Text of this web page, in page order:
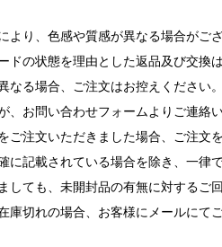
より、色感や質感が異なる場合がござ
ドの状態を理由とした返品及び交換
なる場合、ご注文はお控えください。
お問い合わせフォームよりご連絡
注文いただきました場合、ご注文
に記載されている場合を除き、一律
ても、未開封品の有無に対するご
庫切れの場合、お客様にメールに